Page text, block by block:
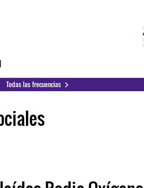
Todas las frecuencias